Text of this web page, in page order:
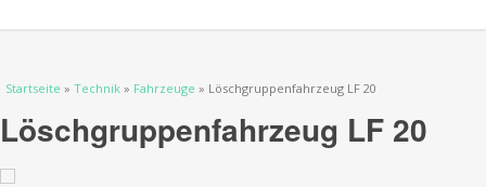
Sie sind hier
Startseite » Technik » Fahrzeuge » Löschgruppenfahrzeug LF 20
Löschgruppenfahrzeug LF 20